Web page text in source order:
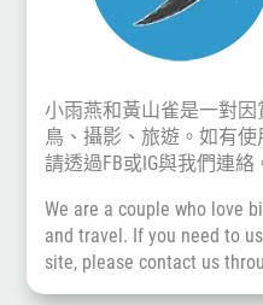
小雨燕和黃山雀是一對
鳥、攝影、旅遊。如有使
請透過FB或IG與我們連絡
We are a couple who love
and travel. If you need to
site, please contact us